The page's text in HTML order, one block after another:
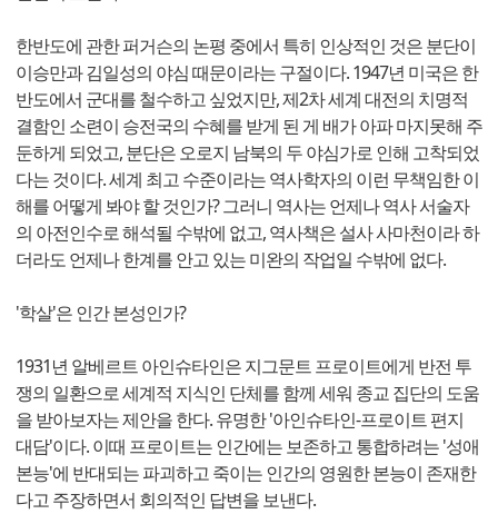
한반도에 관한 퍼거슨의 논평 중에서 특히 인상적인 것은 분단이
이승만과 김일성의 야심 때문이라는 구절이다. 1947년 미국은 한
반도에서 군대를 철수하고 싶었지만, 제2차 세계 대전의 치명적
결함인 소련이 승전국의 수혜를 받게 된 게 배가 아파 마지못해 주
둔하게 되었고, 분단은 오로지 남북의 두 야심가로 인해 고착되었
다는 것이다. 세계 최고 수준이라는 역사학자의 이런 무책임한 이
해를 어떻게 봐야 할 것인가? 그러니 역사는 언제나 역사 서술자
의 아전인수로 해석될 수밖에 없고, 역사책은 설사 사마천이라 하
더라도 언제나 한계를 안고 있는 미완의 작업일 수밖에 없다.
'학살'은 인간 본성인가?
1931년 알베르트 아인슈타인은 지그문트 프로이트에게 반전 투
쟁의 일환으로 세계적 지식인 단체를 함께 세워 종교 집단의 도움
을 받아보자는 제안을 한다. 유명한 '아인슈타인-프로이트 편지
대담'이다. 이때 프로이트는 인간에는 보존하고 통합하려는 '성애
본능'에 반대되는 파괴하고 죽이는 인간의 영원한 본능이 존재한
다고 주장하면서 회의적인 답변을 보낸다.